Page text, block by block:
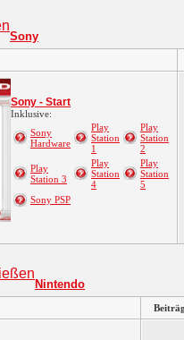
Sony
Sony - Start
Inklusive:
Sony
Hardware
Play
Station
1
Play
Station
2
Play
Station 3
Play
Station
4
Play
Station
5
Sony PSP
Nintendo